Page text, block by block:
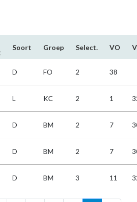
Soort Groep Select. VO
D FO 2 38
L KC 2 1
D BM 2 7
D BM 2 7
D BM 3 11